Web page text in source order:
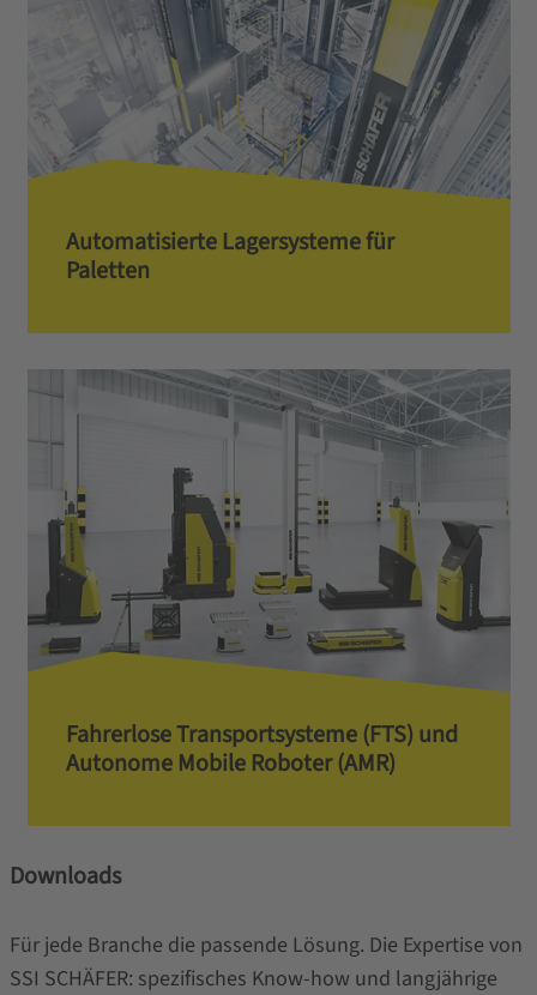
Automatisierte Lagersysteme für
Paletten
Fahrerlose Transportsysteme (FTS) und
Autonome Mobile Roboter (AMR)
Downloads
Für jede Branche die passende Lösung. Die Expertise von
SSI SCHÄFER: spezifisches Know-how und langjährige